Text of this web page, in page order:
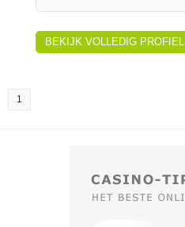
BEKIJK VOLLEDIG PROFIEL
1